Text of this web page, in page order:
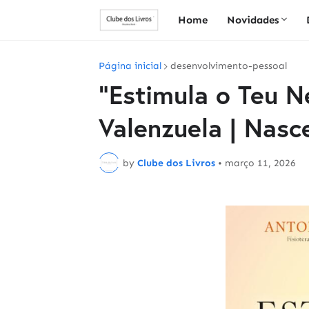
Home Novidades
Página inicial desenvolvimento-pessoal
"Estimula o Teu
Valenzuela |
by Clube dos Livros • março 11, 2026